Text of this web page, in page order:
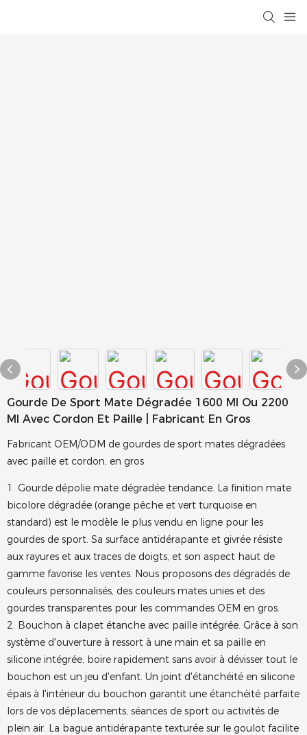
Gourde De Sport Mate Dégradée 1600 Ml Ou 2200
Ml Avec Cordon Et Paille | Fabricant En Gros
Fabricant OEM/ODM de gourdes de sport mates dégradées
avec paille et cordon, en gros
1. Gourde dépolie mate dégradée tendance. La finition mate
bicolore dégradée (orange pêche et vert turquoise en
standard) est le modèle le plus vendu en ligne pour les
gourdes de sport. Sa surface antidérapante et givrée résiste
aux rayures et aux traces de doigts, et son aspect haut de
gamme favorise les ventes. Nous proposons des dégradés de
couleurs personnalisés, des couleurs mates unies et des
gourdes transparentes pour les commandes OEM en gros.
2. Bouchon à clapet étanche avec paille intégrée. Grâce à son
système d'ouverture à ressort à une main et sa paille en
silicone intégrée, boire rapidement sans avoir à dévisser tout le
bouchon est un jeu d'enfant. Un joint d'étanchéité en silicone
épais à l'intérieur du bouchon garantit une étanchéité parfaite
lors de vos déplacements, séances de sport ou activités de
plein air. La bague antidérapante texturée sur le goulot facilite